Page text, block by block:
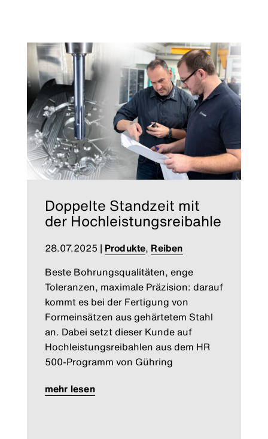
Doppelte Standzeit mit
der Hochleistungsreibahle
28.07.2025 | Produkte, Reiben
Beste Bohrungsqualitäten, enge
Toleranzen, maximale Präzision: darauf
kommt es bei der Fertigung von
Formeinsätzen aus gehärtetem Stahl
an. Dabei setzt dieser Kunde auf
Hochleistungsreibahlen aus dem HR
500-Programm von Gühring
mehr lesen